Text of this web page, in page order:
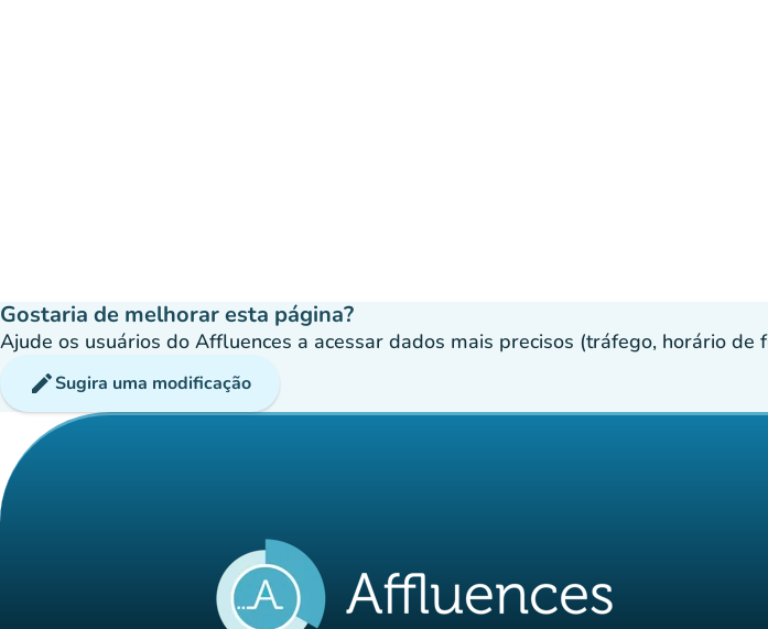
Gostaria de melhorar esta página?
Ajude os usuários do Affluences a acessar dados mais precisos (tráfego, horário de
editSugira uma modificação